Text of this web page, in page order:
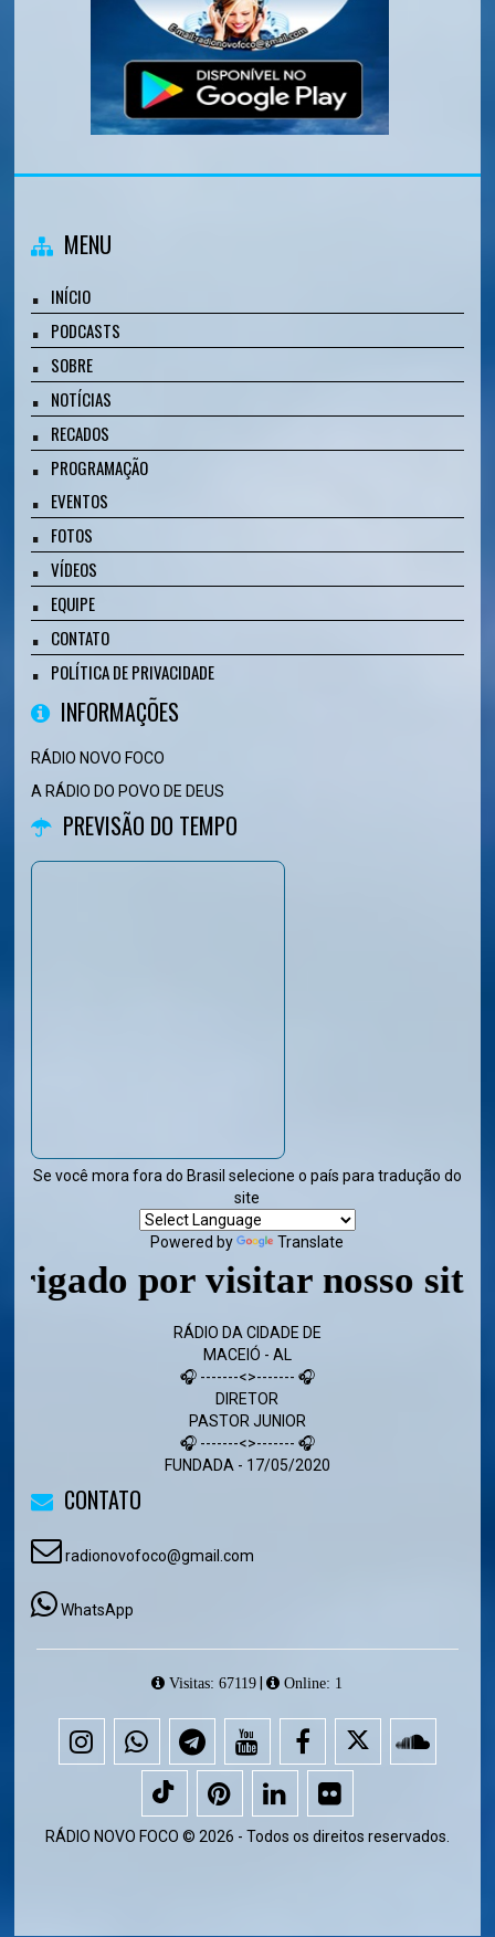
MENU
INÍCIO
PODCASTS
SOBRE
NOTÍCIAS
RECADOS
PROGRAMAÇÃO
EVENTOS
FOTOS
VÍDEOS
EQUIPE
CONTATO
POLÍTICA DE PRIVACIDADE
INFORMAÇÕES
RÁDIO NOVO FOCO
A RÁDIO DO POVO DE DEUS
PREVISÃO DO TEMPO
Se você mora fora do Brasil selecione o país para tradução do
site
Powered by Translate
por visitar nosso site -
RÁDIO DA CIDADE DE
MACEIÓ - AL
🎧 -------<>------- 🎧
DIRETOR
PASTOR JUNIOR
🎧 -------<>------- 🎧
FUNDADA - 17/05/2020
CONTATO
radionovofoco@gmail.com
WhatsApp
Visitas: 67119 | Online: 1
RÁDIO NOVO FOCO © 2026 - Todos os direitos reservados.